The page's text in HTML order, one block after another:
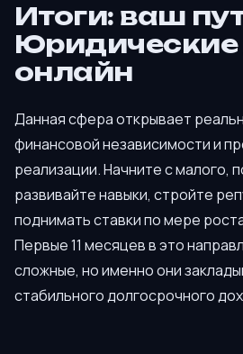
Итоги: ваш
Юридические
онлайн
Данная сфера открывает
финансовой независимости и
реализации. Начните с малого,
развивайте навыки, стройте
поднимать ставки по мере
Первые 11 месяцев в это
сложные, но именно они
стабильного долгосрочного